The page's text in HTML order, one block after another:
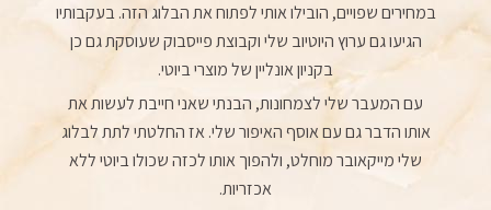
במחירים שפויים, הובילו אותי לפתוח את הבלוג הזה. בעקבותיו
הגיעו גם ערוץ היוטיוב שלי וקבוצת פייסבוק שעוסקת גם כן
בקניון אונליין של מוצרי ביוטי.
עם המעבר שלי לצמחונות, הבנתי שאני חייבת לעשות את
אותו הדבר גם עם אוסף האיפור שלי. אז החלטתי לתת לבלוג
שלי מייקאובר מוחלט, ולהפוך אותו לכזה שכולו ביוטי ללא
אכזריות.